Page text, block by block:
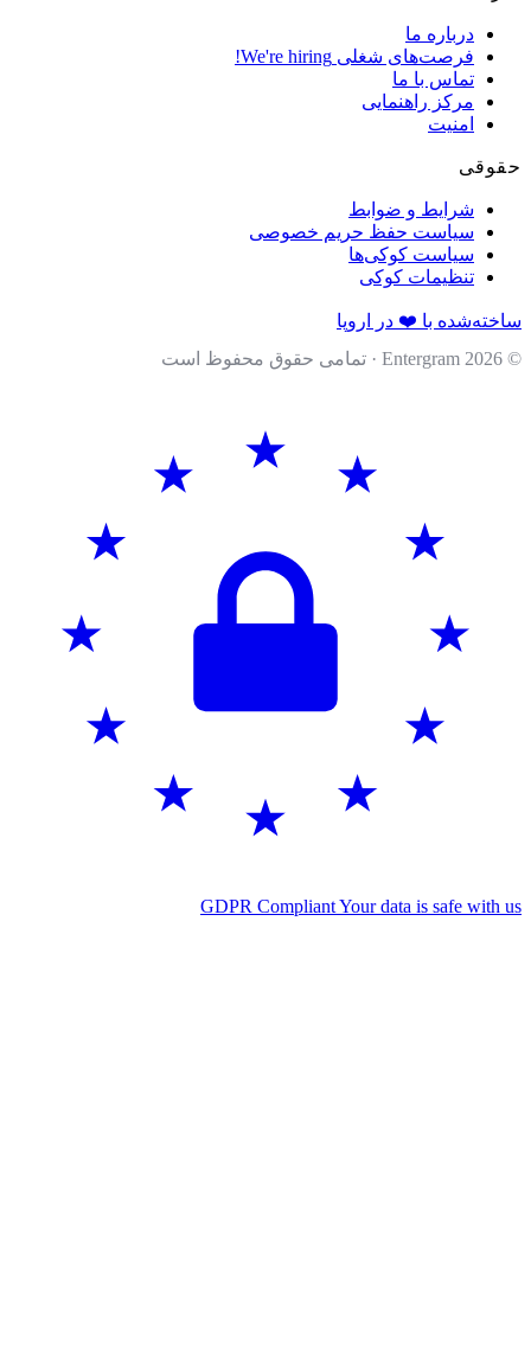
درباره ما
فرصت‌های شغلیWe're hiring!
تماس با ما
مرکز راهنمایی
امنیت
شرایط و ضوابط
سیاست حفظ حریم خصوصی
سیاست کوکی‌ها
تنظیمات کوکی
با ❤️ در اروپا
· تمامی حقوق محفوظ است
GDPR CompliantYour data is safe